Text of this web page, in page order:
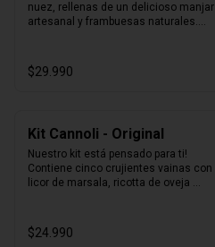
nuez, rellenas de un delicioso manjar
artesanal y frambuesas naturales.
$29.990
Kit Cannoli - Original
Nuestro kit está pensado para ti!
Contiene cinco crujientes vainas con
licor de marsala, ricotta de oveja
pistacho y una exquisita crema de
pistacho.
$24.990